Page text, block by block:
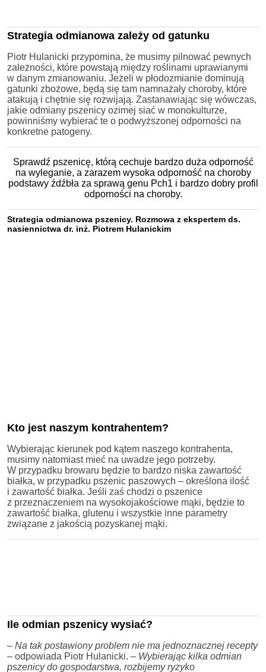
Strategia odmianowa zależy od gatunku
Piotr Hulanicki przypomina, że musimy pilnować pewnych
zależności, które powstają między roślinami uprawianymi
w danym zmianowaniu. Jeżeli w płodozmianie dominują
gatunki zbożowe, będą się tam namnażały choroby, które
atakują i chętnie się rozwijają. Zastanawiając się wówczas,
jakie odmiany pszenicy ozimej siać w monokulturze,
powinniśmy wybierać te o podwyższonej odporności na
konkretne patogeny.
Sprawdź pszenicę, którą cechuje bardzo duża odporność
na wyleganie, a zarazem wysoka odporność na choroby
podstawy źdźbła za sprawą genu Pch1 i bardzo dobry profil
odporności na choroby.
Strategia odmianowa pszenicy. Rozmowa z ekspertem ds.
nasiennictwa dr. inż. Piotrem Hulanickim
Kto jest naszym kontrahentem?
Wybierając kierunek pod kątem naszego kontrahenta,
musimy natomiast mieć na uwadze jego potrzeby.
W przypadku browaru będzie to bardzo niska zawartość
białka, w przypadku pszenic paszowych – określona ilość
i zawartość białka. Jeśli zaś chodzi o pszenice
z przeznaczeniem na wysokojakościowe mąki, będzie to
zawartość białka, glutenu i wszystkie inne parametry
związane z jakością pozyskanej mąki.
Ile odmian pszenicy wysiać?
– Na tak postawiony problem nie ma jednoznacznej recepty
– odpowiada Piotr Hulanicki. – Wybierając kilka odmian
pszenicy do gospodarstwa, rozbijemy ryzyko